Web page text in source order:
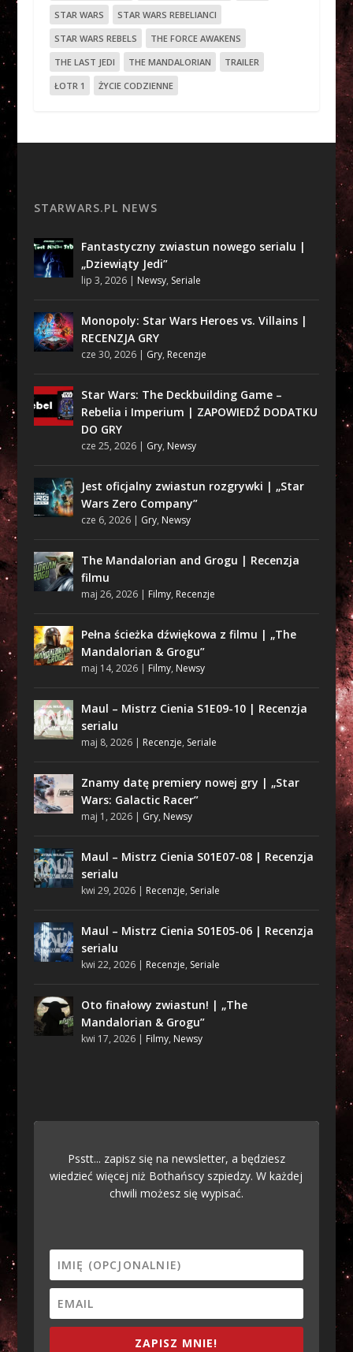
STAR WARS
STAR WARS REBELIANCI
STAR WARS REBELS
THE FORCE AWAKENS
THE LAST JEDI
THE MANDALORIAN
TRAILER
ŁOTR 1
ŻYCIE CODZIENNE
STARWARS.PL NEWS
Fantastyczny zwiastun nowego serialu |
„Dziewiąty Jedi”
lip 3, 2026| Newsy, Seriale
Monopoly: Star Wars Heroes vs. Villains |
RECENZJA GRY
cze 30, 2026| Gry, Recenzje
Star Wars: The Deckbuilding Game –
Rebelia i Imperium | ZAPOWIEDŹ DODATKU
DO GRY
cze 25, 2026| Gry, Newsy
Jest oficjalny zwiastun rozgrywki | „Star
Wars Zero Company”
cze 6, 2026| Gry, Newsy
The Mandalorian and Grogu | Recenzja
filmu
maj 26, 2026| Filmy, Recenzje
Pełna ścieżka dźwiękowa z filmu | „The
Mandalorian & Grogu”
maj 14, 2026| Filmy, Newsy
Maul – Mistrz Cienia S1E09-10 | Recenzja
serialu
maj 8, 2026| Recenzje, Seriale
Znamy datę premiery nowej gry | „Star
Wars: Galactic Racer”
maj 1, 2026| Gry, Newsy
Maul – Mistrz Cienia S01E07-08 | Recenzja
serialu
kwi 29, 2026| Recenzje, Seriale
Maul – Mistrz Cienia S01E05-06 | Recenzja
serialu
kwi 22, 2026| Recenzje, Seriale
Oto finałowy zwiastun! | „The
Mandalorian & Grogu”
kwi 17, 2026| Filmy, Newsy
Psstt... zapisz się na newsletter, a będziesz
wiedzieć więcej niż Bothańscy szpiedzy. W każdej
chwili możesz się wypisać.
ZAPISZ MNIE!